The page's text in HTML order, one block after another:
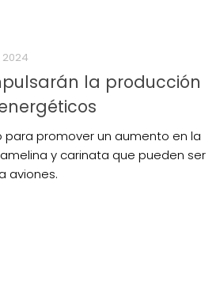
2024
la producción
para promover un aumento en la
y carinata que pueden ser
aviones.